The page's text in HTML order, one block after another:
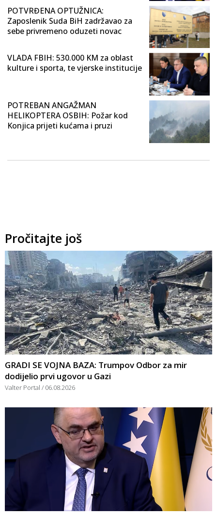
POTVRĐENA OPTUŽNICA:
Zaposlenik Suda BiH zadržavao za
sebe privremeno oduzeti novac
VLADA FBIH: 530.000 KM za oblast
kulture i sporta, te vjerske institucije
POTREBAN ANGAŽMAN
HELIKOPTERA OSBIH: Požar kod
Konjica prijeti kućama i pruzi
Pročitajte još
GRADI SE VOJNA BAZA: Trumpov Odbor za mir
dodijelio prvi ugovor u Gazi
Valter Portal 06.08.2026